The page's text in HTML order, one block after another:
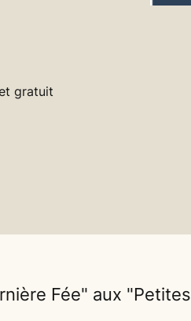
gratuit
Fée" aux "Petites